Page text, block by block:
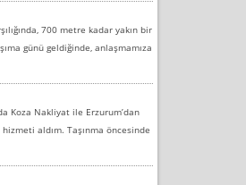
700 metre kadar yakın bir
günü geldiğinde, anlaşmamıza
Koza Nakliyat ile Erzurum’dan
aldım. Taşınma öncesinde